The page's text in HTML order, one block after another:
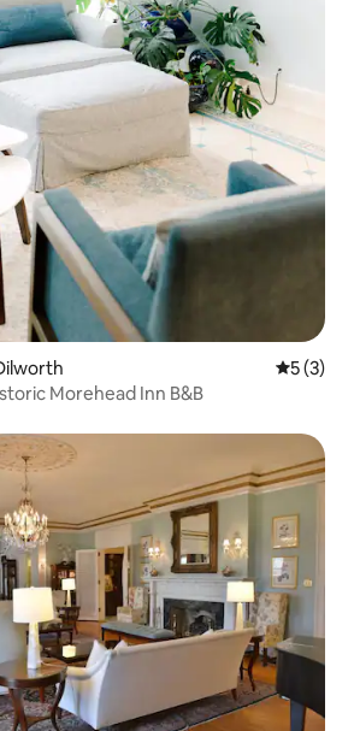
5 de
5 (3)
Morehead Inn B&B